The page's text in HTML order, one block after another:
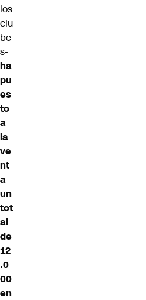
los
clu
be
s-
ha
pu
es
to
a
la
ve
nt
a
un
tot
al
de
12
.0
00
en